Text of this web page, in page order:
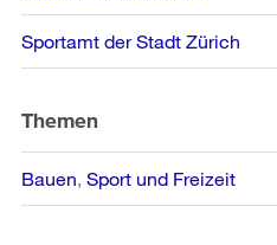
Sportamt der Stadt Zürich
Themen
Bauen Sport und Freizeit